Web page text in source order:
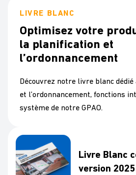
LIVRE BLANC
Optimisez votre
la planification et
l’ordonnancement
Découvrez notre livre blanc dédié
et l’ordonnancement, fonctions
système de notre GPAO.
Livre Blanc
version 2025